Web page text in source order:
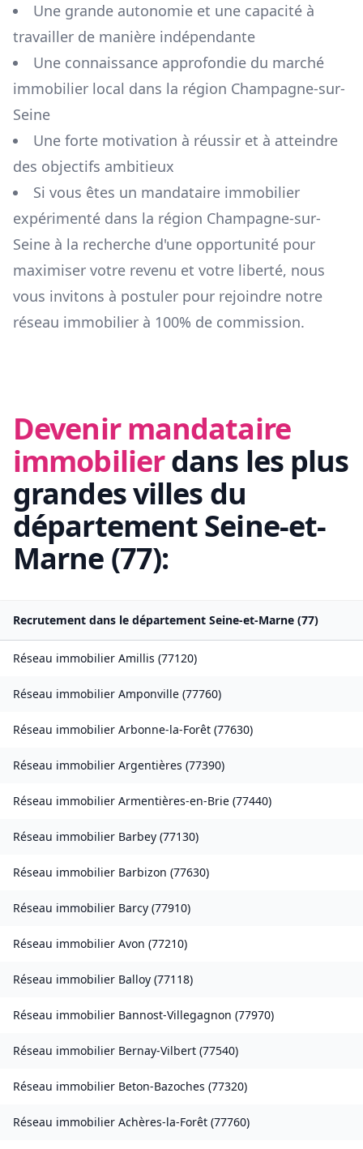
Une grande autonomie et une capacité à
travailler de manière indépendante
Une connaissance approfondie du marché
immobilier local dans la région Champagne-sur-
Seine
Une forte motivation à réussir et à atteindre
des objectifs ambitieux
Si vous êtes un mandataire immobilier
expérimenté dans la région Champagne-sur-
Seine à la recherche d'une opportunité pour
maximiser votre revenu et votre liberté, nous
vous invitons à postuler pour rejoindre notre
réseau immobilier à 100% de commission.
Devenir mandataire
immobilierdans les plus
grandes villes du
départementSeine-et-
Marne (77):
Recrutement dans le département Seine-et-Marne (77)
Réseau immobilier Amillis (77120)
Réseau immobilier Amponville (77760)
Réseau immobilier Arbonne-la-Forêt (77630)
Réseau immobilier Argentières (77390)
Réseau immobilier Armentières-en-Brie (77440)
Réseau immobilier Barbey (77130)
Réseau immobilier Barbizon (77630)
Réseau immobilier Barcy (77910)
Réseau immobilier Avon (77210)
Réseau immobilier Balloy (77118)
Réseau immobilier Bannost-Villegagnon (77970)
Réseau immobilier Bernay-Vilbert (77540)
Réseau immobilier Beton-Bazoches (77320)
Réseau immobilier Achères-la-Forêt (77760)